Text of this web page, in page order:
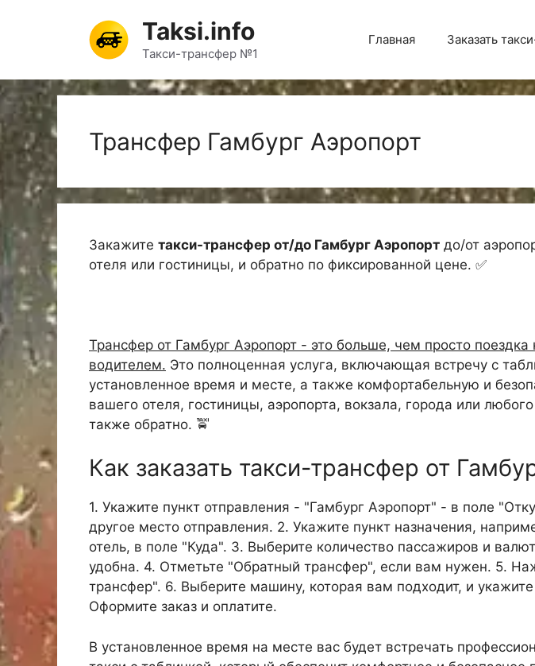
содержимому
Taksi.info
Такси-трансфер №1
Главная Заказать
Трансфер Гамбург Аэропорт
Закажите такси-трансфер от/до Гамбург Аэропорт до/от
отеля или гостиницы, и обратно по фиксированной цене. ✅
Трансфер от Гамбург Аэропорт - это больше, чем просто поездка
водителем. Это полноценная услуга, включающая встречу с
установленное время и месте, а также комфортабельную и
вашего отеля, гостиницы, аэропорта, вокзала, города или
также обратно. 🚖
Как заказать такси-трансфер от
1. Укажите пункт отправления - "Гамбург Аэропорт" - в поле
другое место отправления. 2. Укажите пункт назначения,
отель, в поле "Куда". 3. Выберите количество пассажиров и
удобна. 4. Отметьте "Обратный трансфер", если вам нужен. 5.
трансфер". 6. Выберите машину, которая вам подходит, и укажите
Оформите заказ и оплатите.
В установленное время на месте вас будет встречать